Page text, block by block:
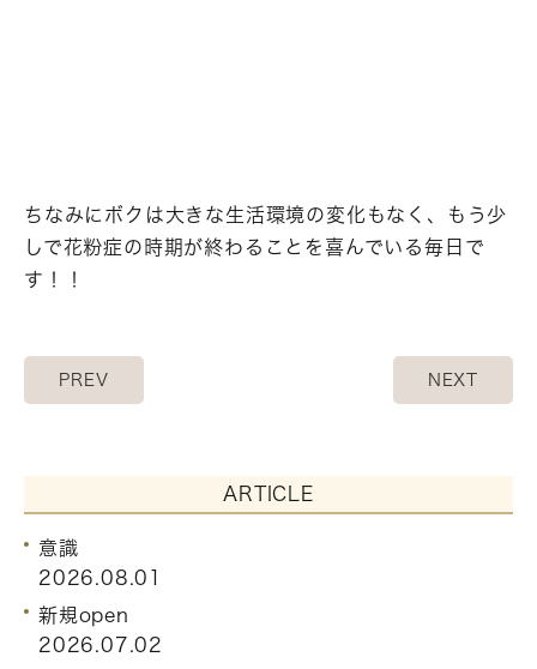
ちなみにボクは大きな生活環境の変化もなく、もう少
しで花粉症の時期が終わることを喜んでいる毎日で
す！！
PREV NEXT
ARTICLE
意識
2026.08.01
新規open
2026.07.02